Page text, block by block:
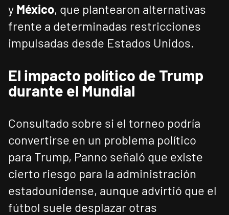
y México, que plantearon alternativas
frente a determinadas restricciones
impulsadas desde Estados Unidos.
El impacto político de Trump
durante el Mundial
Consultado sobre si el torneo podría
convertirse en un problema político
para Trump, Panno señaló que existe
cierto riesgo para la administración
estadounidense, aunque advirtió que el
fútbol suele desplazar otras